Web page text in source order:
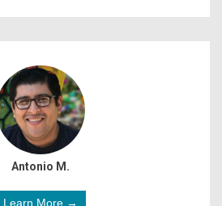
Antonio M.
Learn More →